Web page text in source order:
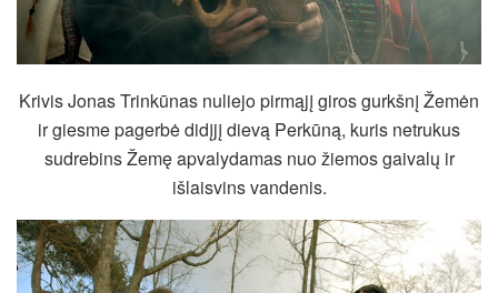
Krivis Jonas Trinkūnas nuliejo pirmąjį giros gurkšnį Žemėn
ir giesme pagerbė didįjį dievą Perkūną, kuris netrukus
sudrebins Žemę apvalydamas nuo žiemos gaivalų ir
išlaisvins vandenis.